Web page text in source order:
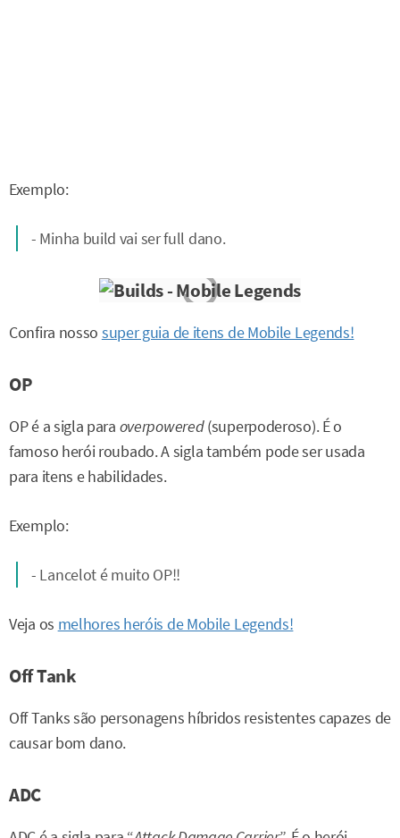
Exemplo:
- Minha build vai ser full dano.
Confira nosso super guia de itens de Mobile Legends!
OP
OP é a sigla para overpowered(superpoderoso). É o
famoso herói roubado. A sigla também pode ser usada
para itens e habilidades.
Exemplo:
- Lancelot é muito OP!!
Veja os melhores heróis de Mobile Legends!
Off Tank
Off Tanks são personagens híbridos resistentes capazes de
causar bom dano.
ADC